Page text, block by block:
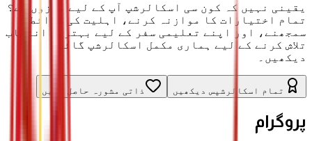
یقینی نہیں کہ کون سی اسکالرشپ آپ کے لیے موزوں ہے؟
تمام اختیارات کا موازنہ کرنے، اہلیت کی شرائط
سمجھنے، اور اپنے تعلیمی سفر کے لیے بہترین انتخاب
تلاش کرنے کے لیے ہماری مکمل اسکالرشپ گائیڈ
دیکھیں۔
تمام اسکالرشپس دیکھیں ذاتی مشورہ حاصل کریں
پروگرام